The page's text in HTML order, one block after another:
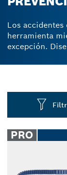
Los accidentes
herramienta
excepción.
a mantener su
PRO